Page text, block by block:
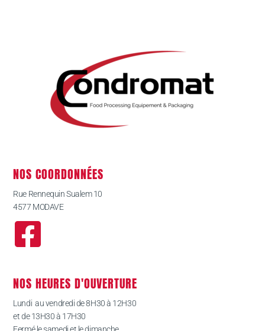
NOS COORDONNÉES
Rue Rennequin Sualem 10
4577 MODAVE
NOS HEURES D'OUVERTURE
Lundi au vendredi de 8H30 à 12H30
et de 13H30 à 17H30